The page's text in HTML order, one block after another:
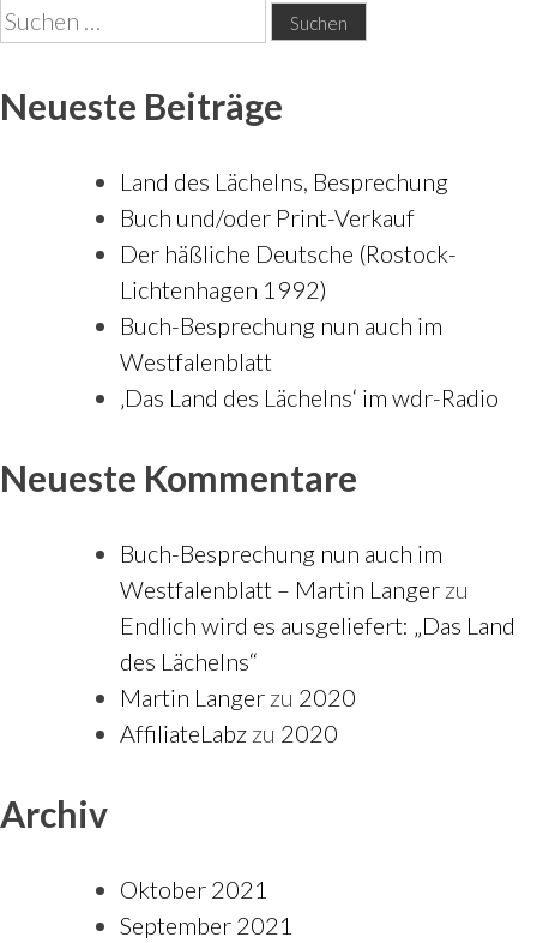
Suchen
nach:
Neueste Beiträge
Land des Lächelns, Besprechung
Buch und/oder Print-Verkauf
Der häßliche Deutsche (Rostock-
Lichtenhagen 1992)
Buch-Besprechung nun auch im
Westfalenblatt
‚Das Land des Lächelns‘ im wdr-Radio
Neueste Kommentare
Buch-Besprechung nun auch im
Westfalenblatt – Martin Langer zu
Endlich wird es ausgeliefert: „Das Land
des Lächelns“
Martin Langer zu 2020
AffiliateLabz zu 2020
Archiv
Oktober 2021
September 2021